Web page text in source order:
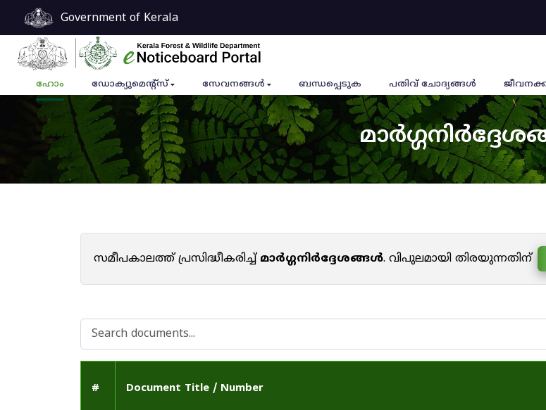
Government of Kerala
ഹോം ഡോക്യുമെൻ്റ്സ് സേവനങ്ങൾ ബന്ധപ്പെടുക പതിവ് ചോദ്യങ്ങൾ
സമീപകാലത്ത് പ്രസിദ്ധീകരിച്ച്മാർഗ്ഗനിർദ്ദേശങ്ങൾ. വിപുലമായി തിരയുന്നതിന്
# Document Title / Number